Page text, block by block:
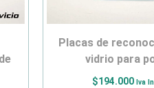
placas de reconocimiento en
vidrio para
$194.000 Iva